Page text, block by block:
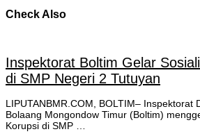
Check Also
Inspektorat Boltim Gelar
di SMP Negeri 2 Tutuyan
LIPUTANBMR.COM, BOLTIM– Inspektorat
Bolaang Mongondow Timur (Boltim)
Korupsi di SMP …